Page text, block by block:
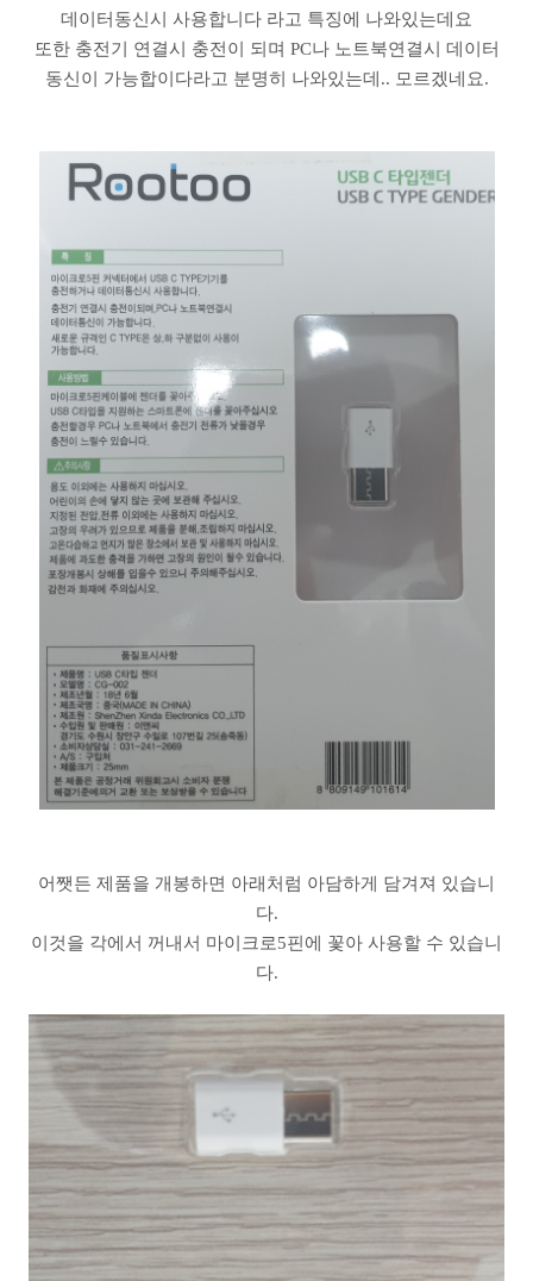
데이터동신시 사용합니다 라고 특징에 나와있는데요
또한 충전기 연결시 충전이 되며 PC나 노트북연결시 데이터
동신이 가능합이다라고 분명히 나와있는데.. 모르겠네요.
어쨋든 제품을 개봉하면 아래처럼 아담하게 담겨져 있습니
다.
이것을 각에서 꺼내서 마이크로5핀에 꽃아 사용할 수 있습니
다.